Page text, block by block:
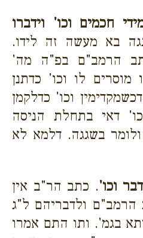
חכמים וכו' וידברו
בא מעשה זה לידו.
הרמב"ם בפ"ה מה'
מוסרים לו וכו' כדתנן
וכו' כדלקמן
דאי בתחלת הניסה
בשגגה. דלמא לא
וכו'. כתב הר"ב אין
הרמב"ם ולדבריהם ל"ג
בגמ'. ותו התם אמרו